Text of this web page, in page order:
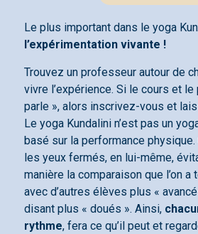
Le plus important dans le yoga
l’expérimentation vivante !
Trouvez un professeur autour de
vivre l’expérience. Si le cours et
parle », alors inscrivez-vous et
Le yoga Kundalini n’est pas un
basé sur la performance physique.
les yeux fermés, en lui-même,
manière la comparaison que l’on a
avec d’autres élèves plus «
disant plus « doués ». Ainsi,
rythme, fera ce qu’il peut et